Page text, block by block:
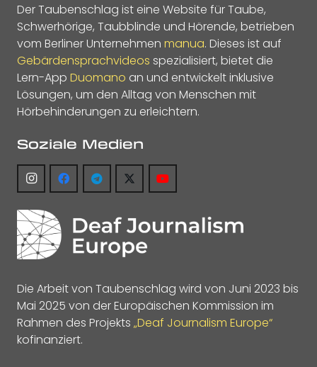
Der Taubenschlag ist eine Website für Taube,
Schwerhörige, Taubblinde und Hörende, betrieben
vom Berliner Unternehmen manua. Dieses ist auf
Gebärdensprachvideos spezialisiert, bietet die
Lern-App Duomano an und entwickelt inklusive
Lösungen, um den Alltag von Menschen mit
Hörbehinderungen zu erleichtern.
Soziale Medien
Die Arbeit von Taubenschlag wird von Juni 2023 bis
Mai 2025 von der Europäischen Kommission im
Rahmen des Projekts „Deaf Journalism Europe“
kofinanziert.